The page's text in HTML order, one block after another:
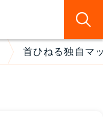
首ひねる独自マ